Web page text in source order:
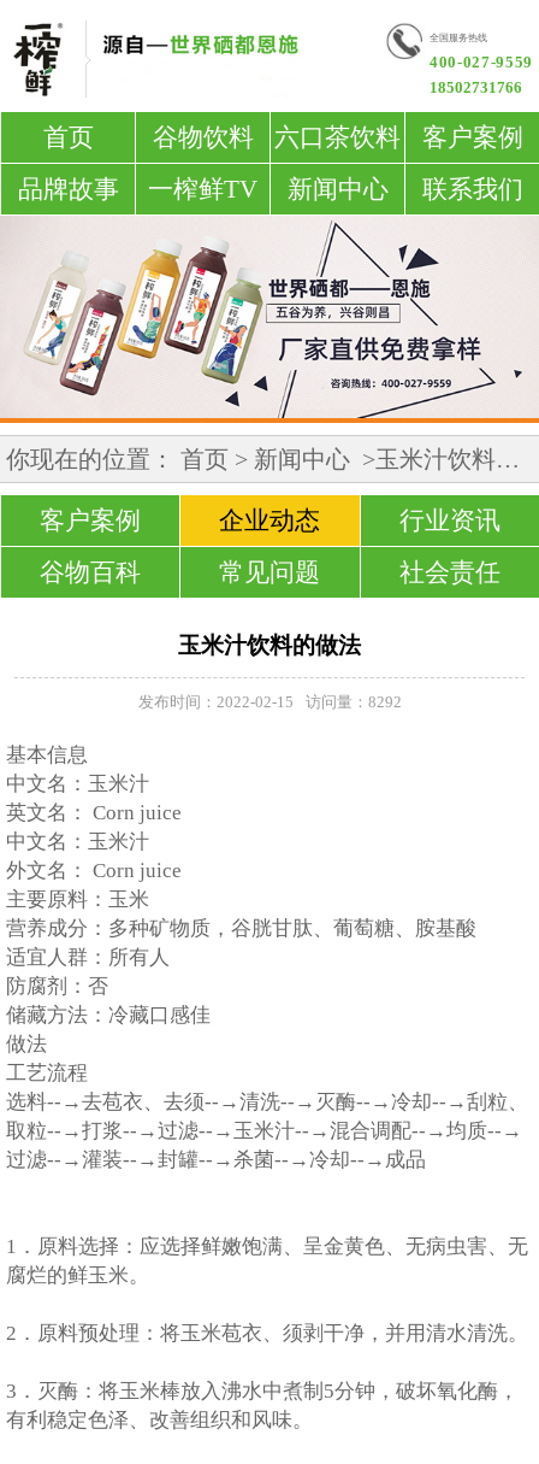
全国服务热线
400-027-9559
18502731766
首页 谷物饮料 六口茶饮料
客户案例
品牌故事
一榨鲜TV 新闻中心 联系我们
你现在的位置： 首页 > 新闻中心 >玉米汁饮料的做法
客户案例 企业动态
行业资讯
谷物百科
常见问题 社会责任
玉米汁饮料的做法
发布时间：2022-02-15 访问量：8292
基本信息
中文名：玉米汁
英文名： Corn juice
中文名：玉米汁
外文名： Corn juice
主要原料：玉米
营养成分：多种矿物质，谷胱甘肽、葡萄糖、胺基酸
适宜人群：所有人
防腐剂：否
储藏方法：冷藏口感佳
做法
工艺流程
选料--→去苞衣、去须--→清洗--→灭酶--→冷却--→刮粒、
取粒--→打浆--→过滤--→玉米汁--→混合调配--→均质--→
过滤--→灌装--→封罐--→杀菌--→冷却--→成品
1．原料选择：应选择鲜嫩饱满、呈金黄色、无病虫害、无
腐烂的鲜玉米。
2．原料预处理：将玉米苞衣、须剥干净，并用清水清洗。
3．灭酶：将玉米棒放入沸水中煮制5分钟，破坏氧化酶，
有利稳定色泽、改善组织和风味。